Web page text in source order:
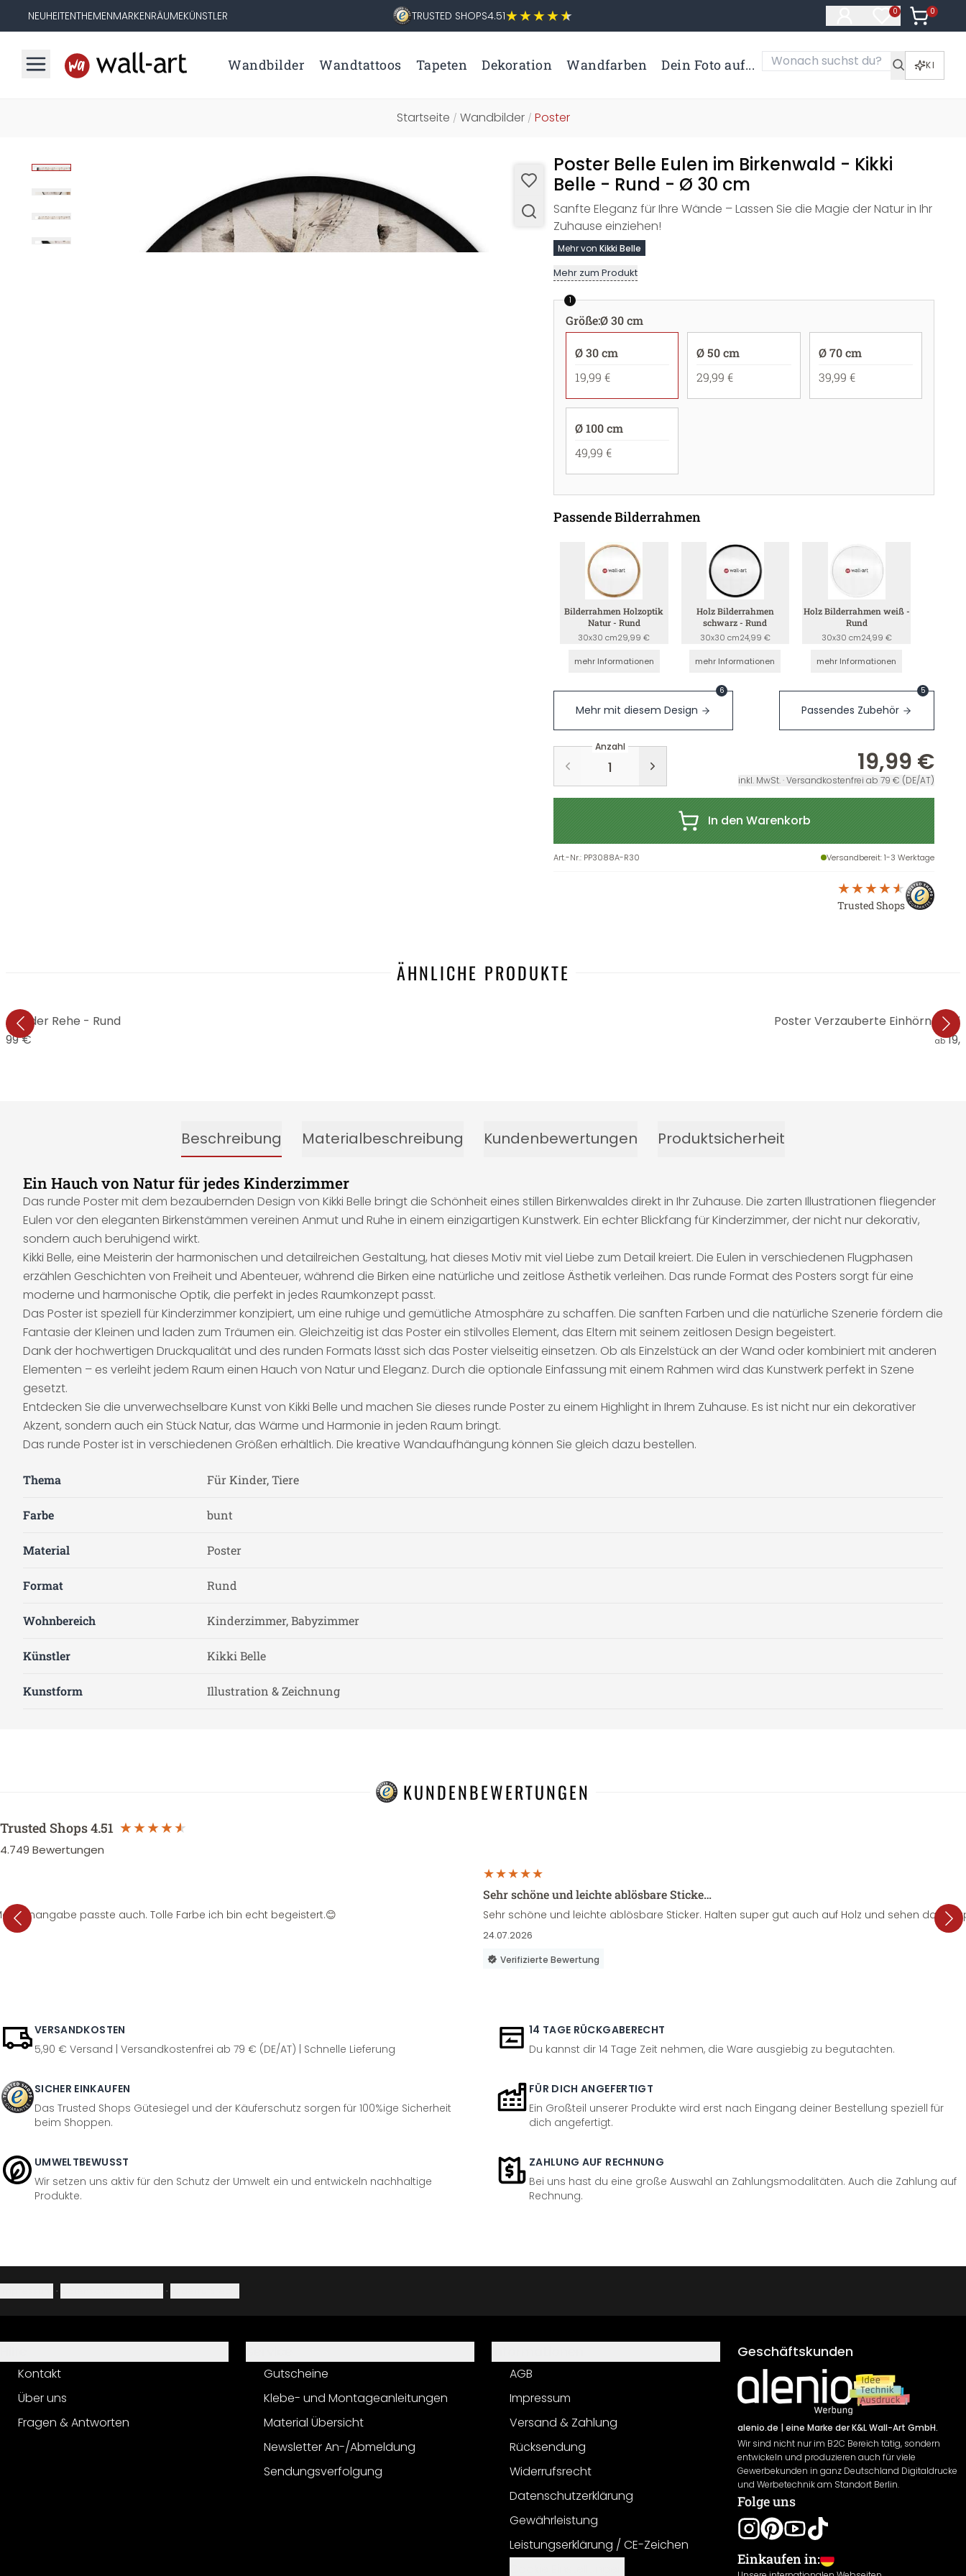
NEUHEITENTHEMENMARKENRÄUMEKÜNSTLER TRUSTED SHOPS4.51 0
Artikel im
0
Artikel
Wandbilder Wandtattoos Tapeten Dekoration Wandfarben Dein Foto auf... KI
Startseite / Wandbilder/ Poster
Poster Belle Eulen im Birkenwald - Kikki
Belle - Rund - Ø 30 cm
Sanfte Eleganz für Ihre Wände – Lassen Sie die Magie der Natur in Ihr
Zuhause einziehen!
Mehr von Kikki Belle
Mehr zum Produkt
1
Größe:Ø 30 cm
Ø 30 cm
19,99 €
Ø 50 cm
29,99 €
Ø 70 cm
39,99 €
Ø 100 cm
49,99 €
Passende Bilderrahmen
Bilderrahmen Holzoptik
Natur - Rund
30x30 cm29,99 €
mehr Informationen
Holz Bilderrahmen
schwarz - Rund
30x30 cm24,99 €
mehr Informationen
Holz Bilderrahmen weiß -
Rund
30x30 cm24,99 €
mehr Informationen
Mehr mit diesem Design
6
Passendes Zubehör
5
Anzahl
19,99 €
inkl. MwSt. · Versandkostenfrei ab 79 € (DE/AT)
In den Warenkorb
Art.-Nr.: PP3088A-R30 Versandbereit: 1-3 Werktage
Trusted Shops
ÄHNLICHE PRODUKTE
der Rehe - Rund
€
Poster Verzauberte Einhörner
ab
Beschreibung Materialbeschreibung Kundenbewertungen Produktsicherheit
Ein Hauch von Natur für jedes Kinderzimmer
Das runde Poster mit dem bezaubernden Design von Kikki Belle bringt die Schönheit eines stillen Birkenwaldes direkt in Ihr Zuhause. Die zarten Illustrationen fliegender
Eulen vor den eleganten Birkenstämmen vereinen Anmut und Ruhe in einem einzigartigen Kunstwerk. Ein echter Blickfang für Kinderzimmer, der nicht nur dekorativ,
sondern auch beruhigend wirkt.
Kikki Belle, eine Meisterin der harmonischen und detailreichen Gestaltung, hat dieses Motiv mit viel Liebe zum Detail kreiert. Die Eulen in verschiedenen Flugphasen
erzählen Geschichten von Freiheit und Abenteuer, während die Birken eine natürliche und zeitlose Ästhetik verleihen. Das runde Format des Posters sorgt für eine
moderne und harmonische Optik, die perfekt in jedes Raumkonzept passt.
Das Poster ist speziell für Kinderzimmer konzipiert, um eine ruhige und gemütliche Atmosphäre zu schaffen. Die sanften Farben und die natürliche Szenerie fördern die
Fantasie der Kleinen und laden zum Träumen ein. Gleichzeitig ist das Poster ein stilvolles Element, das Eltern mit seinem zeitlosen Design begeistert.
Dank der hochwertigen Druckqualität und des runden Formats lässt sich das Poster vielseitig einsetzen. Ob als Einzelstück an der Wand oder kombiniert mit anderen
Elementen – es verleiht jedem Raum einen Hauch von Natur und Eleganz. Durch die optionale Einfassung mit einem Rahmen wird das Kunstwerk perfekt in Szene
gesetzt.
Entdecken Sie die unverwechselbare Kunst von Kikki Belle und machen Sie dieses runde Poster zu einem Highlight in Ihrem Zuhause. Es ist nicht nur ein dekorativer
Akzent, sondern auch ein Stück Natur, das Wärme und Harmonie in jeden Raum bringt.
Das runde Poster ist in verschiedenen Größen erhältlich. Die kreative Wandaufhängung können Sie gleich dazu bestellen.
Thema Für Kinder, Tiere
Farbe bunt
Material Poster
Format Rund
Wohnbereich Kinderzimmer, Babyzimmer
Künstler Kikki Belle
Kunstform Illustration & Zeichnung
KUNDENBEWERTUNGEN
Trusted Shops4.51
4.749 Bewertungen
passte auch. Tolle Farbe ich bin echt begeistert.😊
Sehr schöne und leichte ablösbare Sticke…
Sehr schöne und leichte ablösbare Sticker. Halten super gut auch auf Holz und sehen dazu
24.07.2026
Verifizierte Bewertung
VERSANDKOSTEN
5,90 € Versand | Versandkostenfrei ab 79 € (DE/AT) | Schnelle Lieferung
14 TAGE RÜCKGABERECHT
Du kannst dir 14 Tage Zeit nehmen, die Ware ausgiebig zu begutachten.
SICHER EINKAUFEN
Das Trusted Shops Gütesiegel und der Käuferschutz sorgen für 100%ige Sicherheit
beim Shoppen.
FÜR DICH ANGEFERTIGT
Ein Großteil unserer Produkte wird erst nach Eingang deiner Bestellung speziell für
dich angefertigt.
UMWELTBEWUSST
Wir setzen uns aktiv für den Schutz der Umwelt ein und entwickeln nachhaltige
Produkte.
ZAHLUNG AUF RECHNUNG
Bei uns hast du eine große Auswahl an Zahlungsmodalitäten. Auch die Zahlung auf
Rechnung.
· ·
Kontakt
Über uns
Fragen & Antworten
Gutscheine
Klebe- und Montageanleitungen
Material Übersicht
Newsletter An-/Abmeldung
Sendungsverfolgung
AGB
Impressum
Versand & Zahlung
Rücksendung
Widerrufsrecht
Datenschutzerklärung
Gewährleistung
Leistungserklärung / CE-Zeichen
Geschäftskunden
alenio.de | eine Marke der K&L Wall-Art GmbH.
Wir sind nicht nur im B2C Bereich tätig, sondern
entwickeln und produzieren auch für viele
Gewerbekunden in ganz Deutschland Digitaldrucke
und Werbetechnik am Standort Berlin.
Folge uns
Einkaufen in: